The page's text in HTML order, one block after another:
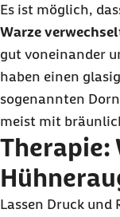
Es ist möglich,
Warze
gut voneinander
haben einen
sogenannten
meist mit
Therapie:
Lassen Druck und